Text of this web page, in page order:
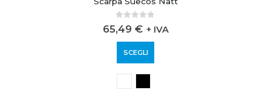
0out of 5
65,49 € + IVA
SCEGLI